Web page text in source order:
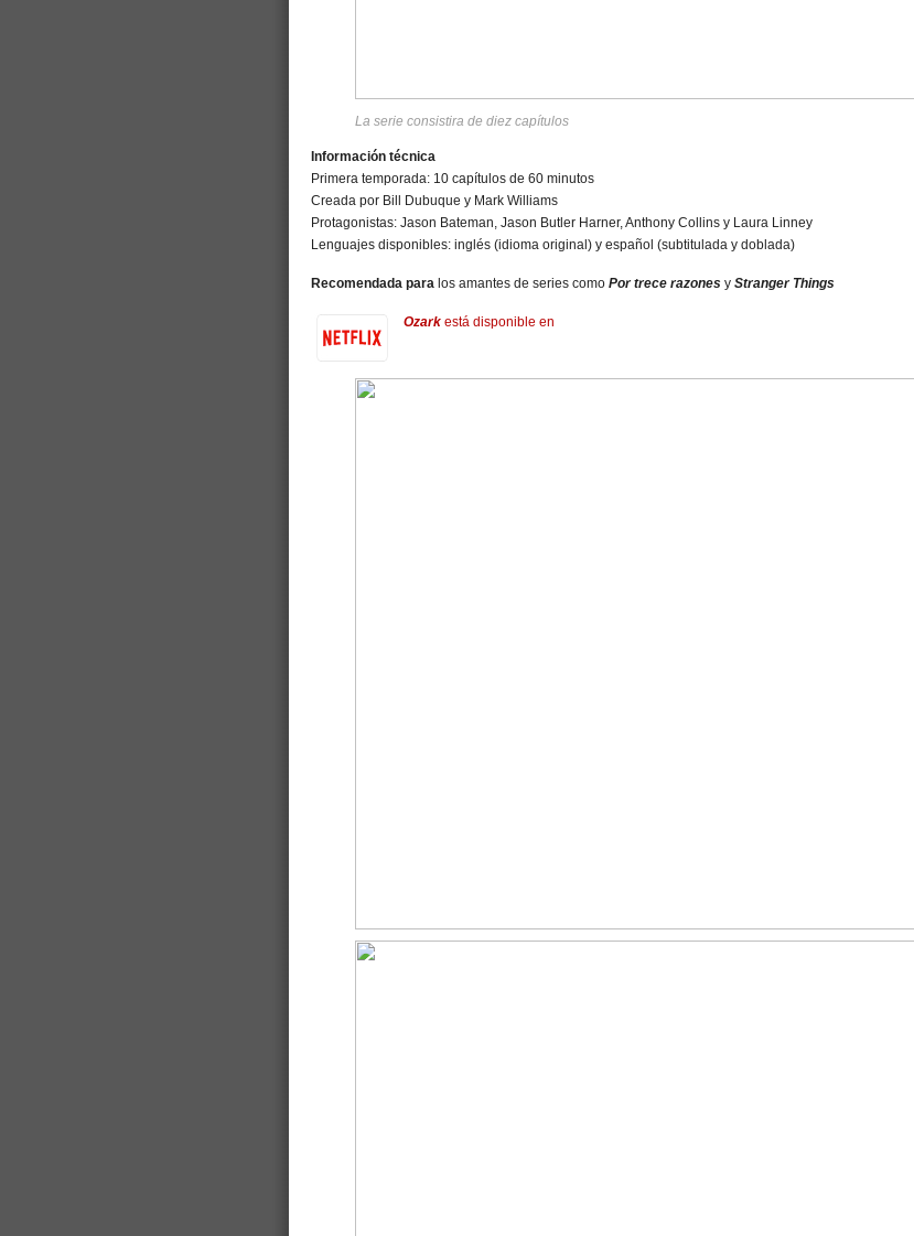
La serie consistira de diez capítulos
Información técnica
Primera temporada: 10 capítulos de 60 minutos
Creada por Bill Dubuque y Mark Williams
Protagonistas: Jason Bateman, Jason Butler Harner, Anthony Collins y Laura Linney
Lenguajes disponibles: inglés (idioma original) y español (subtitulada y doblada)
Recomendada para los amantes de series como Por trece razones y Stranger Things
Ozark está disponible en